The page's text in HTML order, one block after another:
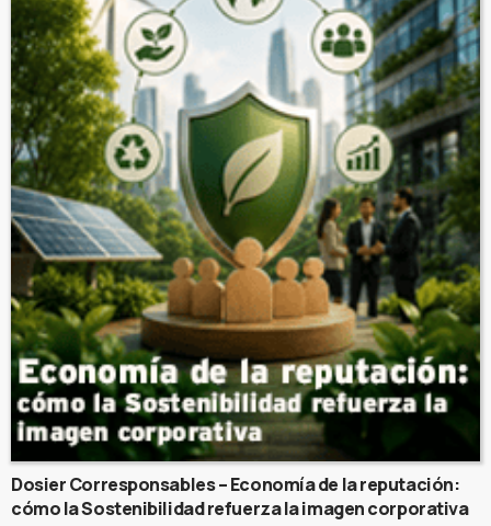
Dosier Corresponsables – Economía de la reputación:
cómo la Sostenibilidad refuerza la imagen corporativa